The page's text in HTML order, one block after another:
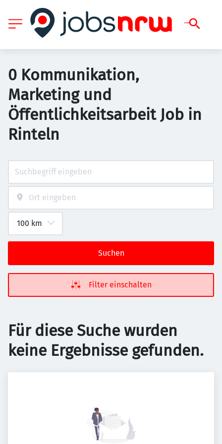
0 Kommunikation,
Marketing und
Öffentlichkeitsarbeit Job in
Rinteln
Suchen
Filter einschalten
Für diese Suche wurden
keine Ergebnisse gefunden.